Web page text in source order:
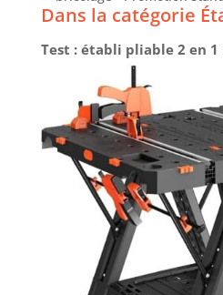
Dans la catégorie
Test : établi pliable 2 en 1